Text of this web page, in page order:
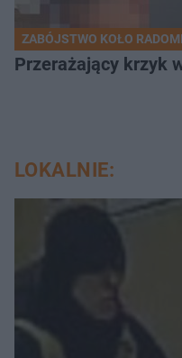
ZABÓJSTWO KOŁO
Przerażający krzyk
LOKALNIE: